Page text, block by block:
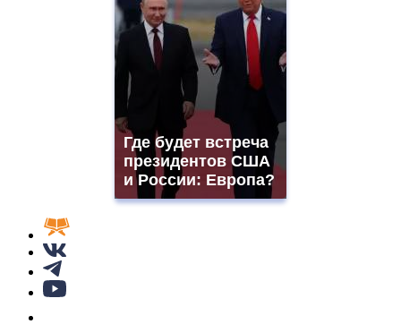
Где будет встреча
президентов США
и России: Европа?